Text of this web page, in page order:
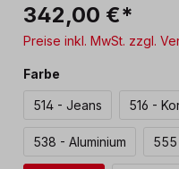
342,00 €*
Preise inkl. MwSt. zzgl.
Farbe
514 - Jeans 516 -
538 - Aluminium